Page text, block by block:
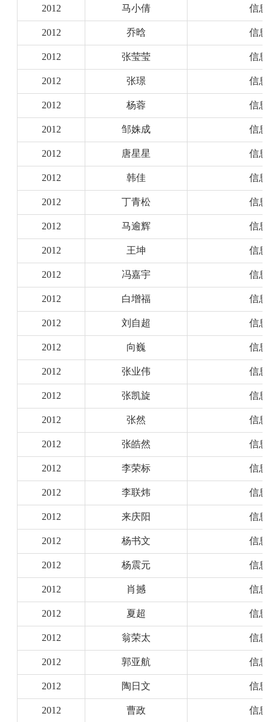
2012 马小倩 信息
2012 乔晗 信息
2012 张莹莹 信息
2012 张璟 信息
2012 杨蓉 信息
2012 邹姝成 信息
2012 唐星星 信息
2012 韩佳 信息
2012 丁青松 信息
2012 马逾辉 信息
2012 王坤 信息
2012 冯嘉宇 信息
2012 白增福 信息
2012 刘自超 信息
2012 向巍 信息
2012 张业伟 信息
2012 张凯旋 信息
2012 张然 信息
2012 张皓然 信息
2012 李荣标 信息
2012 李联炜 信息
2012 来庆阳 信息
2012 杨书文 信息
2012 杨震元 信息
2012 肖撼 信息
2012 夏超 信息
2012 翁荣太 信息
2012 郭亚航 信息
2012 陶日文 信息
2012 曹政 信息